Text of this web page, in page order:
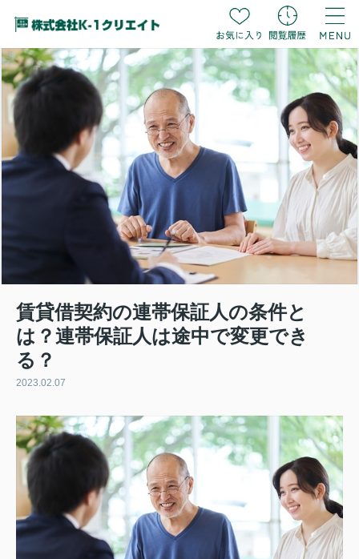
賃貸借契約の連帯保証人の条件と
は？連帯保証人は途中で変更でき
る？
2023.02.07